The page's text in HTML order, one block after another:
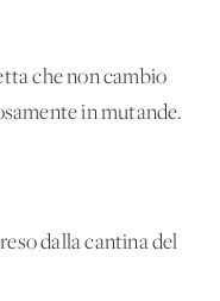
che non cambio
in mutande.
dalla cantina del